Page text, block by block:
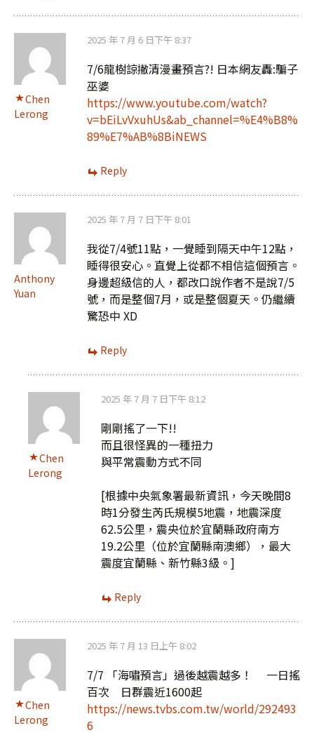
Chen
Lerong
2025 年 7 月 6 日下午 8:37
7/6龍樹諒撇清漫畫預言?! 日本網友轟:騙子
巫婆
https://www.youtube.com/watch?
v=bEiLvVxuhUs&ab_channel=%E4%B8%
89%E7%AB%8BiNEWS
Reply
Anthony
Yuan
2025 年 7 月 7 日下午 8:01
我從7/4號11點，一覺睡到隔天中午12點，
睡得很安心。直覺上從都不相信這個預言。
身邊超級信的人，都改口說作者不是說7/5
號，而是整個7月，或是整個夏天。仍繼續
驚恐中 XD
Reply
Chen
Lerong
2025 年 7 月 7 日下午 8:12
剛剛搖了一下!!
而且很怪異的一種扭力
與平常震動方式不同
[根據中央氣象署最新資訊，今天晚間8
時1分發生芮氏規模5地震，地震深度
62.5公里，震央位於宜蘭縣政府南方
19.2公里（位於宜蘭縣南澳鄉），最大
震度宜蘭縣、新竹縣3級。]
Reply
Chen
Lerong
2025 年 7 月 13 日上午 8:02
7/7 「海嘯預言」過後越震越多！ 一日搖
百次 日群震近1600起
https://news.tvbs.com.tw/world/292493
6